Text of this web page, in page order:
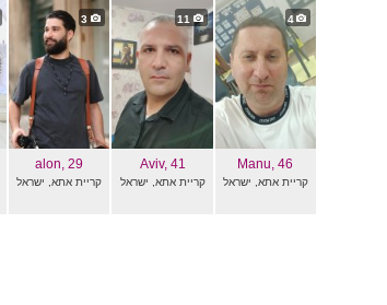
4
Manu, 46
קריית אתא, ישראל
11
Aviv, 41
קריית אתא, ישראל
3
alon, 29
קריית אתא, ישראל